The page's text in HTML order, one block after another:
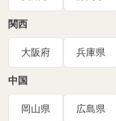
関西
大阪府 兵庫県
中国
岡山県 広島県